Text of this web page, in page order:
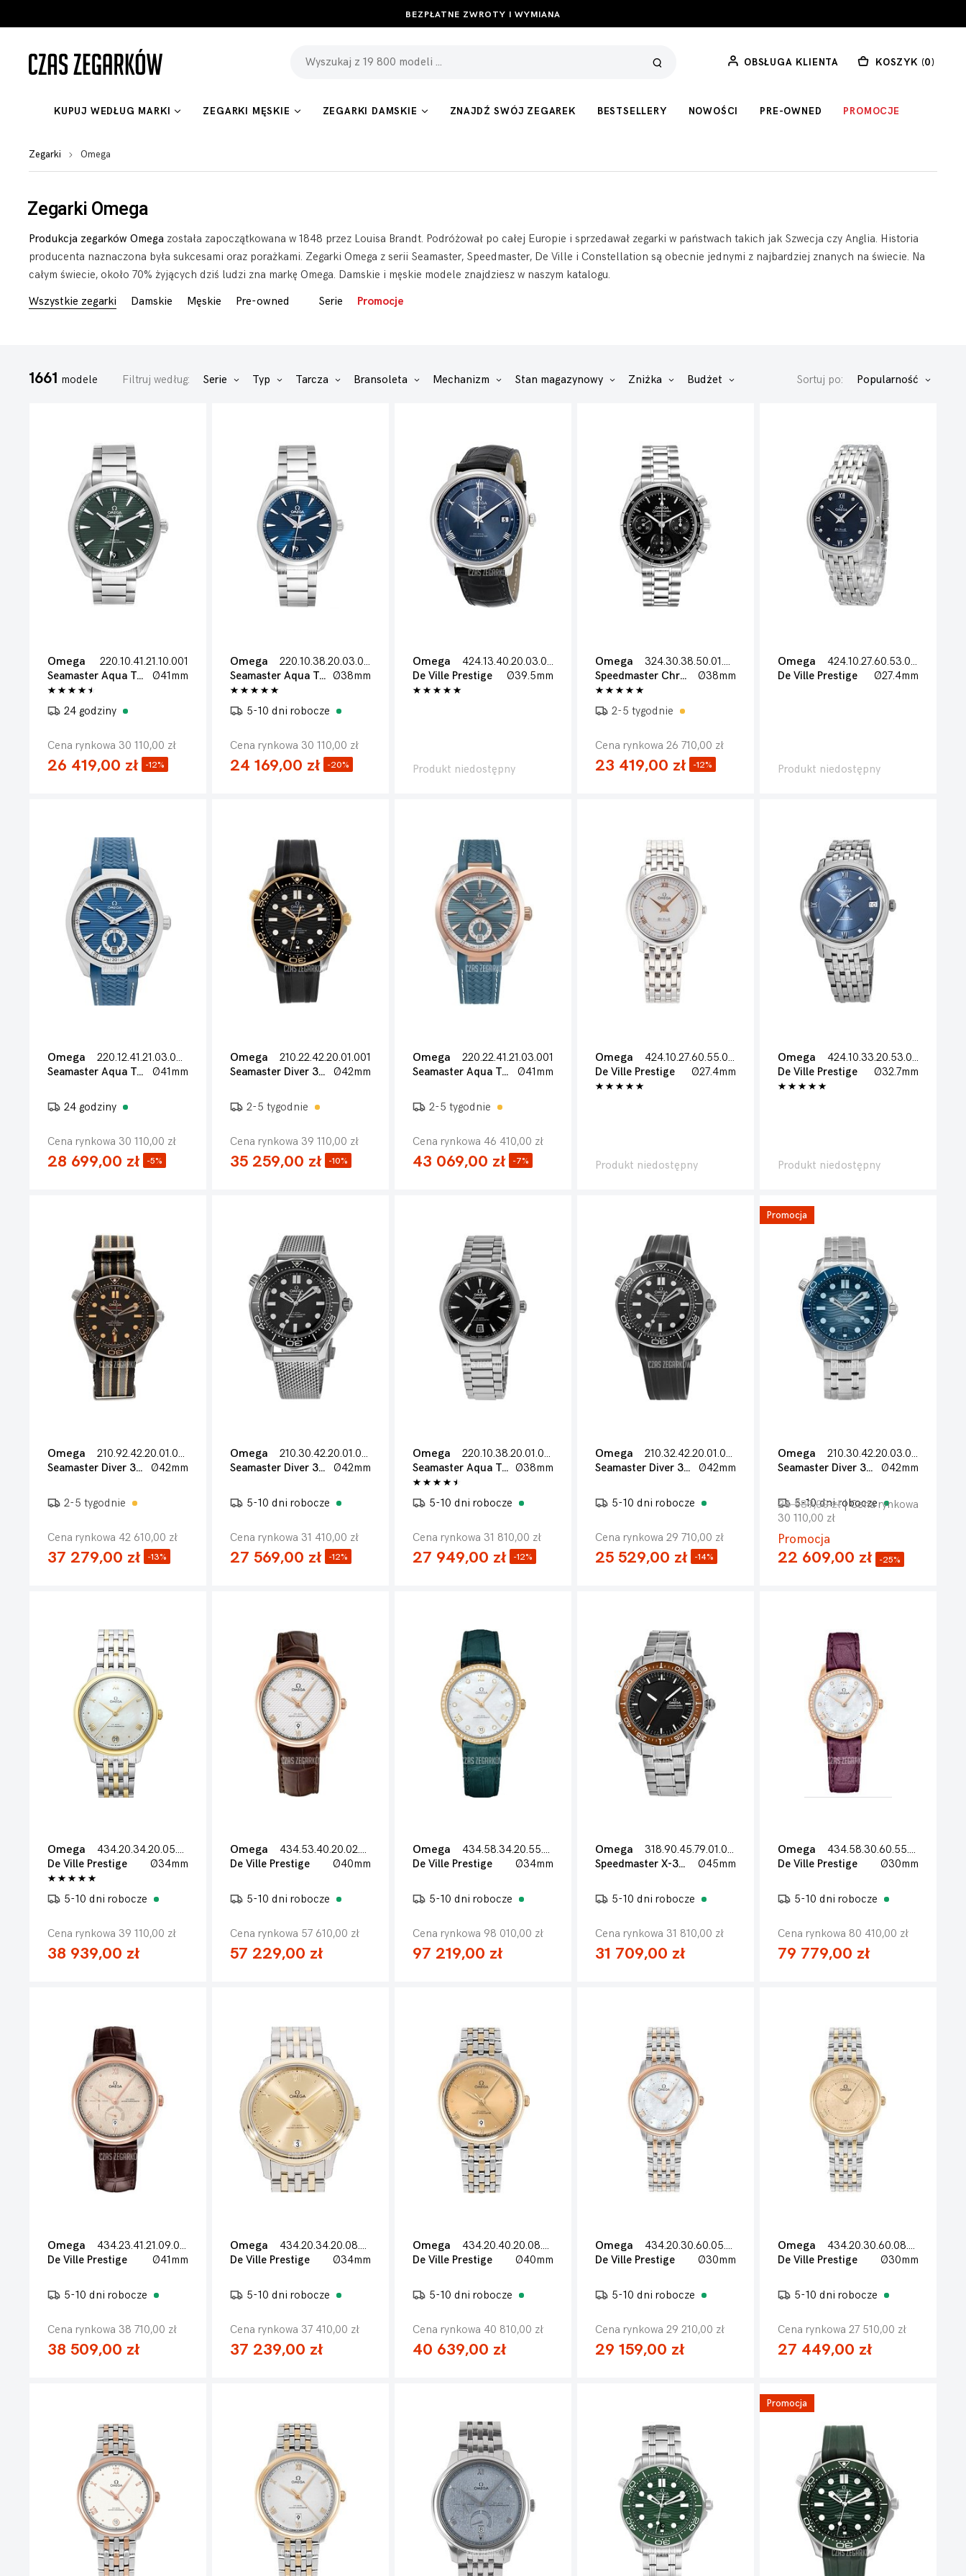
BEZPŁATNE ZWROTY I WYMIANA
OBSŁUGA KLIENTA KOSZYK (0)
KUPUJ WEDŁUG MARKI ZEGARKI MĘSKIE ZEGARKI DAMSKIE ZNAJDŹ SWÓJ ZEGAREK BESTSELLERY NOWOŚCI PRE-OWNED PROMOCJE
Zegarki Omega
Zegarki Omega
Produkcja zegarków Omega została zapoczątkowana w 1848 przez Louisa Brandt. Podróżował po całej Europie i sprzedawał zegarki w państwach takich jak Szwecja czy Anglia. Historia
producenta naznaczona była sukcesami oraz porażkami. Zegarki Omega z serii Seamaster, Speedmaster, De Ville i Constellation są obecnie jednymi z najbardziej znanych na świecie. Na
całym świecie, około 70% żyjących dziś ludzi zna markę Omega. Damskie i męskie modele znajdziesz w naszym katalogu.
Wszystkie zegarki
Damskie Męskie Pre-owned Serie Promocje
1661 modele Filtruj według: Serie Typ Tarcza Bransoleta Mechanizm Stan magazynowy Zniżka Budżet Sortuj po: Popularność
Omega
220.10.41.21.10.001
Seamaster Aqua Terra 150m
Ø41mm
24 godziny
Cena rynkowa 30 110,00 zł
26 419,00 zł -12%
Omega
220.10.38.20.03.001
Seamaster Aqua Terra 150m Ø38mm
5-10 dni robocze
Cena rynkowa 30 110,00 zł
24 169,00 zł -20%
Omega
424.13.40.20.03.002
De Ville Prestige
Ø39.5mm
Produkt niedostępny
Omega
324.30.38.50.01.001
Speedmaster Chronograph 38mm
Ø38mm
2-5 tygodnie
Cena rynkowa 26 710,00 zł
23 419,00 zł -12%
Omega
424.10.27.60.53.001
De Ville Prestige
Ø27.4mm
Produkt niedostępny
Omega
220.12.41.21.03.005
Seamaster Aqua Terra 150m
Ø41mm
24 godziny
Cena rynkowa 30 110,00 zł
28 699,00 zł -5%
Omega
210.22.42.20.01.001
Seamaster Diver 300m
Ø42mm
2-5 tygodnie
Cena rynkowa 39 110,00 zł
35 259,00 zł -10%
Omega
220.22.41.21.03.001
Seamaster Aqua Terra 150m
Ø41mm
2-5 tygodnie
Cena rynkowa 46 410,00 zł
43 069,00 zł -7%
Omega
424.10.27.60.55.001
De Ville Prestige
Ø27.4mm
Produkt niedostępny
Omega
424.10.33.20.53.001
De Ville Prestige
Ø32.7mm
Produkt niedostępny
Omega
210.92.42.20.01.001
Seamaster Diver 300m
Ø42mm
2-5 tygodnie
Cena rynkowa 42 610,00 zł
37 279,00 zł -13%
Omega
210.30.42.20.01.010
Seamaster Diver 300m
Ø42mm
5-10 dni robocze
Cena rynkowa 31 410,00 zł
27 569,00 zł -12%
Omega
220.10.38.20.01.004
Seamaster Aqua Terra 150m Ø38mm
5-10 dni robocze
Cena rynkowa 31 810,00 zł
27 949,00 zł -12%
Omega
210.32.42.20.01.003
Seamaster Diver 300m
Ø42mm
5-10 dni robocze
Cena rynkowa 29 710,00 zł
25 529,00 zł -14%
Promocja
Omega
210.30.42.20.03.003
Seamaster Diver 300m
Ø42mm
5-10 dni robocze
24 589,00 zł| Cena rynkowa
30 110,00 zł
Promocja
22 609,00 zł -25%
Omega
434.20.34.20.05.002
De Ville Prestige
Ø34mm
5-10 dni robocze
Cena rynkowa 39 110,00 zł
38 939,00 zł
Omega
434.53.40.20.02.001
De Ville Prestige
Ø40mm
5-10 dni robocze
Cena rynkowa 57 610,00 zł
57 229,00 zł
Omega
434.58.34.20.55.002
De Ville Prestige
Ø34mm
5-10 dni robocze
Cena rynkowa 98 010,00 zł
97 219,00 zł
Omega
318.90.45.79.01.003
Speedmaster X-33 Marstimer
Ø45mm
5-10 dni robocze
Cena rynkowa 31 810,00 zł
31 709,00 zł
Omega
434.58.30.60.55.001
De Ville Prestige
Ø30mm
5-10 dni robocze
Cena rynkowa 80 410,00 zł
79 779,00 zł
Omega
434.23.41.21.09.001
De Ville Prestige
Ø41mm
5-10 dni robocze
Cena rynkowa 38 710,00 zł
38 509,00 zł
Omega
434.20.34.20.08.001
De Ville Prestige
Ø34mm
5-10 dni robocze
Cena rynkowa 37 410,00 zł
37 239,00 zł
Omega
434.20.40.20.08.001
De Ville Prestige
Ø40mm
5-10 dni robocze
Cena rynkowa 40 810,00 zł
40 639,00 zł
Omega
434.20.30.60.05.001
De Ville Prestige
Ø30mm
5-10 dni robocze
Cena rynkowa 29 210,00 zł
29 159,00 zł
Omega
434.20.30.60.08.001
De Ville Prestige
Ø30mm
5-10 dni robocze
Cena rynkowa 27 510,00 zł
27 449,00 zł
Promocja